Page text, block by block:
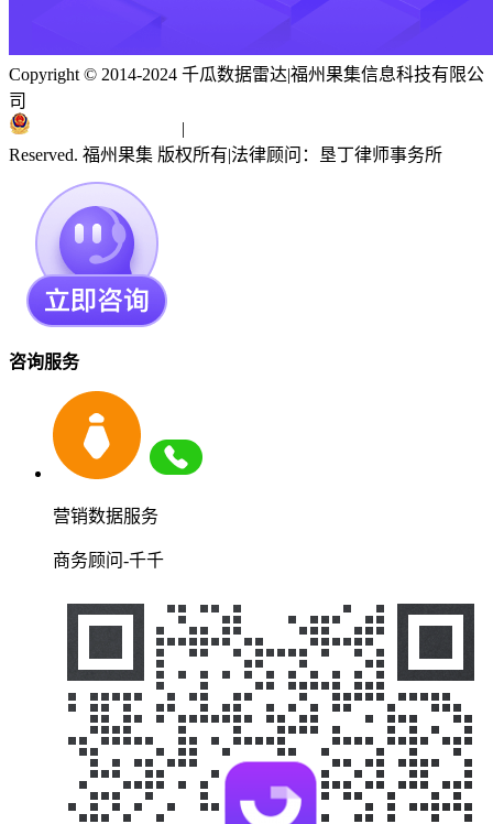
Copyright © 2014-2024 千瓜数据雷达|福州果集信息科技有限公
司
|
Reserved. 福州果集 版权所有|法律顾问：垦丁律师事务所
咨询服务
营销数据服务
商务顾问-千千